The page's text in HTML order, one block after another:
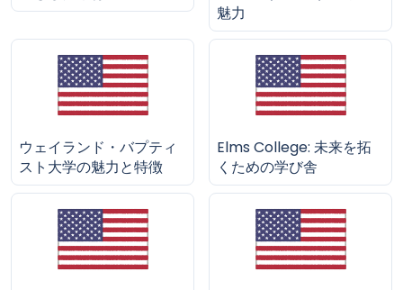
魅力
ウェイランド・バプティ
スト大学の魅力と特徴
Elms College: 未来を拓
くための学び舎